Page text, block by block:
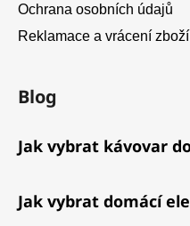
Ochrana osobních údajů
Reklamace a vrácení zboží
Blog
Jak vybrat kávovar
Jak vybrat domácí